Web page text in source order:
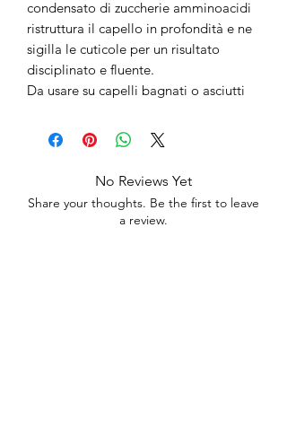
condensato di zuccherie amminoacidi
ristruttura il capello in profondità e ne
sigilla le cuticole per un risultato
disciplinato e fluente.
Da usare su capelli bagnati o asciutti
No Reviews Yet
Share your thoughts. Be the first to leave
a review.